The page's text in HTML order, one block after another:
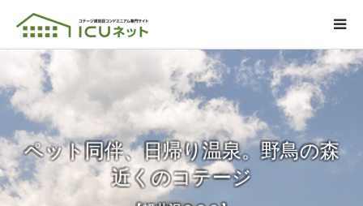
ペット同伴、日帰り温泉。野鳥の森
近くのコテージ